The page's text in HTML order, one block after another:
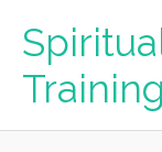
Training